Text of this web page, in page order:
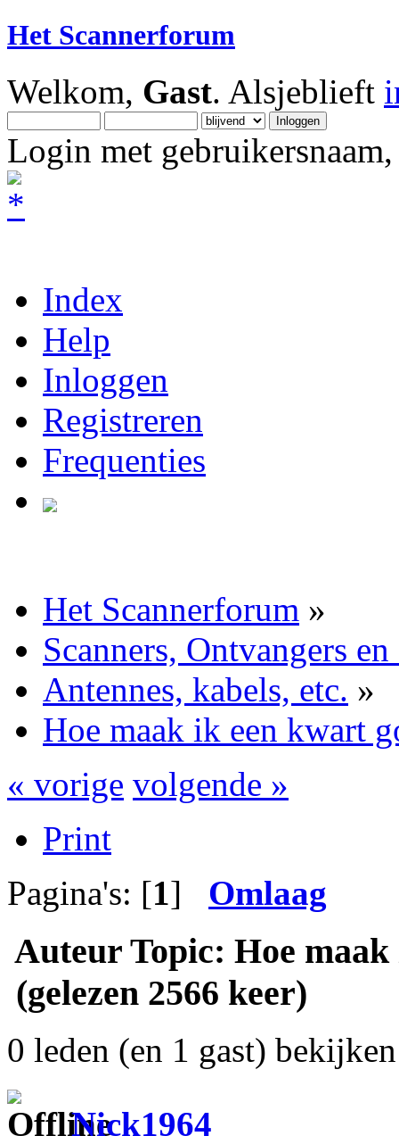
Het Scannerforum
Welkom, Gast. Alsjeblieft
Login met
Index
Help
Inloggen
Registreren
Frequenties
Het Scannerforum »
Scanners, Ontvangers
Antennes, kabels, etc. »
Hoe maak ik een kwart
« vorige volgende »
Print
Pagina's: [1] Omlaag
Auteur Topic: Hoe
(gelezen 2566 keer)
0 leden (en 1 gast)
Nick1964